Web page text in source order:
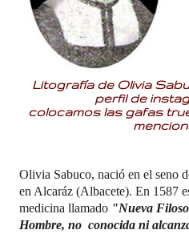
Litografía de Olivia
perfil de
colocamos las gafas
Olivia Sabuco, nació en el seno
en Alcaráz (Albacete). En 1587
medicina llamado "Nueva
Hombre, no  conocida ni